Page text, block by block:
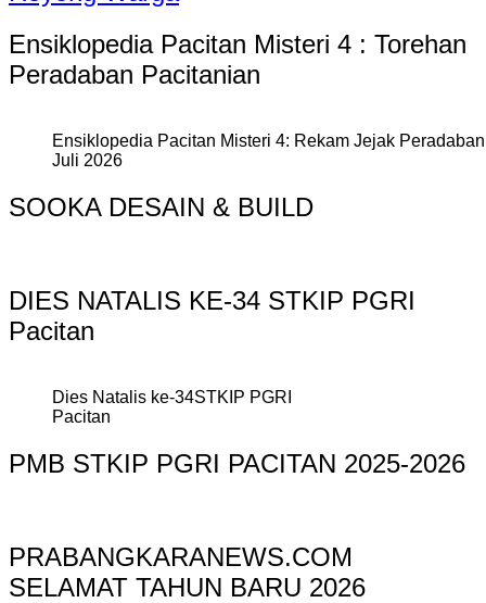
Ensiklopedia Pacitan Misteri 4 : Torehan
Peradaban Pacitanian
Ensiklopedia Pacitan Misteri 4: Rekam Jejak
Juli 2026
SOOKA DESAIN & BUILD
DIES NATALIS KE-34 STKIP PGRI
Pacitan
Dies Natalis ke-34STKIP PGRI
Pacitan
PMB STKIP PGRI PACITAN 2025-2026
PRABANGKARANEWS.COM
SELAMAT TAHUN BARU 2026